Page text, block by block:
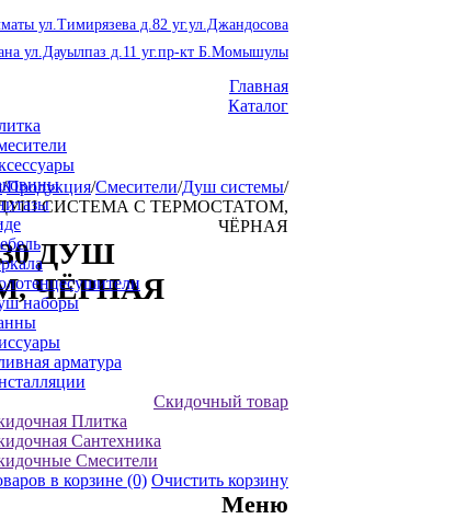
ул.Тимирязева д.82 уг.ул.Джандосова
ул.Дауылпаз д.11 уг.пр-кт Б.Момышулы
Главная
Каталог
наборы
арматура
Скидочный товар
Плитка
Сантехника
Смесители
в корзине (0) Очистить корзину
Меню
/Продукция/Смесители/Душ системы/
ДУШ СИСТЕМА С ТЕРМОСТАТОМ,
ЧЁРНАЯ
ДУШ
ЧЁРНАЯ